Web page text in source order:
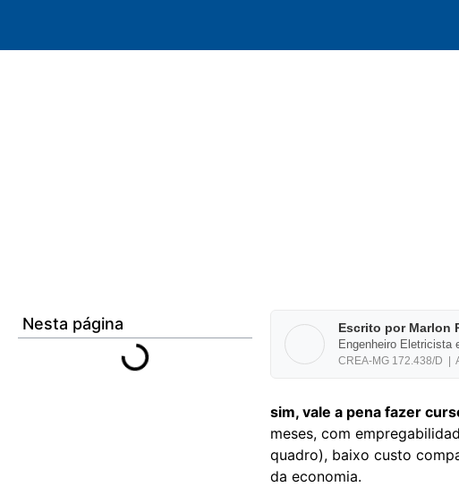
Nesta página Escrito por Marlon
Engenheiro Eletricista
CREA-MG 172.438/D |
sim, vale a pena fazer
meses, com
quadro), baixo custo
da economia.